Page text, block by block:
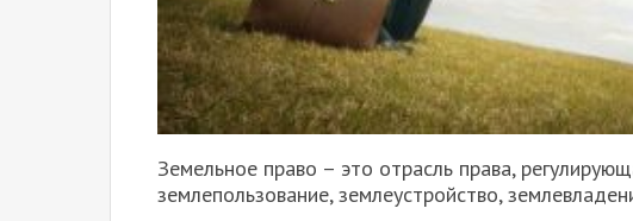
Земельное право – это отрасль права,
землепользование, землеустройство,